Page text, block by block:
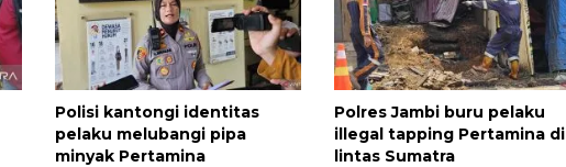
Polisi kantongi identitas
pelaku melubangi pipa
minyak Pertamina
Polres Jambi buru pelaku
illegal tapping Pertamina di
lintas Sumatra